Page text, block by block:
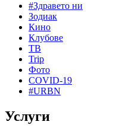
#Здравето ни
Зодиак
Кино
Клубове
ТВ
Trip
Фото
COVID-19
#URBN
Услуги